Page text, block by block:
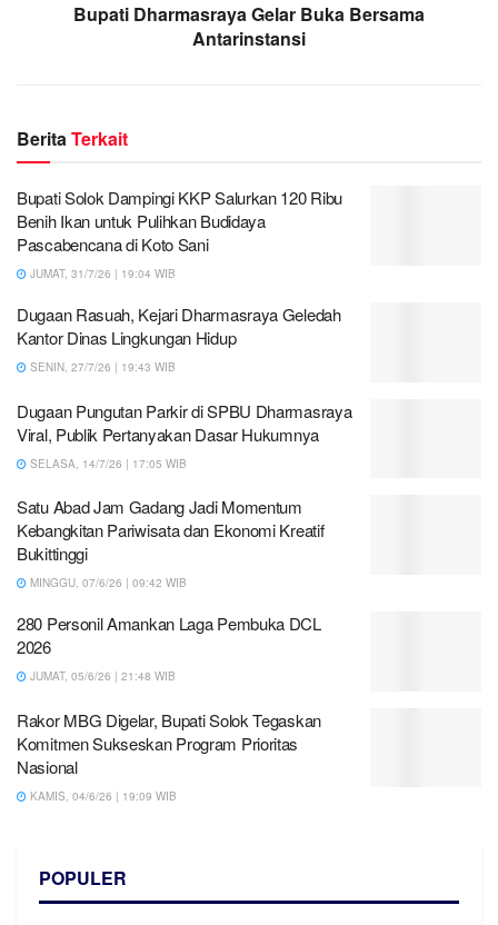
Bupati Dharmasraya Gelar Buka Bersama
Antarinstansi
BeritaTerkait
Bupati Solok Dampingi KKP Salurkan 120 Ribu
Benih Ikan untuk Pulihkan Budidaya
Pascabencana di Koto Sani
JUMAT, 31/7/26 | 19:04 WIB
Dugaan Rasuah, Kejari Dharmasraya Geledah
Kantor Dinas Lingkungan Hidup
SENIN, 27/7/26 | 19:43 WIB
Dugaan Pungutan Parkir di SPBU Dharmasraya
Viral, Publik Pertanyakan Dasar Hukumnya
SELASA, 14/7/26 | 17:05 WIB
Satu Abad Jam Gadang Jadi Momentum
Kebangkitan Pariwisata dan Ekonomi Kreatif
Bukittinggi
MINGGU, 07/6/26 | 09:42 WIB
280 Personil Amankan Laga Pembuka DCL
2026
JUMAT, 05/6/26 | 21:48 WIB
Rakor MBG Digelar, Bupati Solok Tegaskan
Komitmen Sukseskan Program Prioritas
Nasional
KAMIS, 04/6/26 | 19:09 WIB
POPULER